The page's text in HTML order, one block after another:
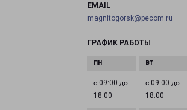
EMAIL
magnitogorsk@pecom.ru
ГРАФИК РАБОТЫ
с 09:00 до
18:00
с 09:00 до
18:00